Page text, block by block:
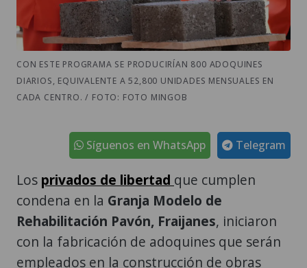
CON ESTE PROGRAMA SE PRODUCIRÍAN 800 ADOQUINES
DIARIOS, EQUIVALENTE A 52,800 UNIDADES MENSUALES EN
CADA CENTRO. / FOTO: FOTO MINGOB
Telegram
Síguenos en WhatsApp
Los privados de libertad que cumplen
condena en la Granja Modelo de
Rehabilitación Pavón, Fraijanes, iniciaron
con la fabricación de adoquines que serán
empleados en la construcción de obras